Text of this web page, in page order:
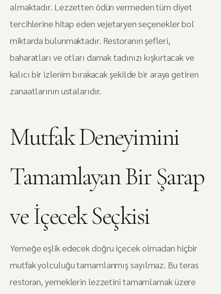
almaktadır. Lezzetten ödün vermeden tüm diyet
tercihlerine hitap eden vejetaryen seçenekler bol
miktarda bulunmaktadır. Restoranın şefleri,
baharatları ve otları damak tadınızı kışkırtacak ve
kalıcı bir izlenim bırakacak şekilde bir araya getiren
zanaatlarının ustalarıdır.
Mutfak Deneyimini
Tamamlayan Bir Şarap
ve İçecek Seçkisi
Yemeğe eşlik edecek doğru içecek olmadan hiçbir
mutfak yolculuğu tamamlanmış sayılmaz. Bu teras
restoran, yemeklerin lezzetini tamamlamak üzere